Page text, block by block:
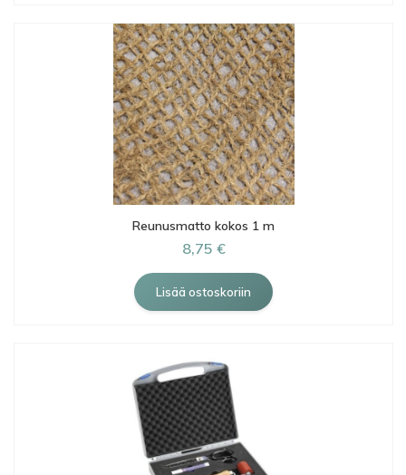
Reunusmatto kokos 1 m
8,75 €